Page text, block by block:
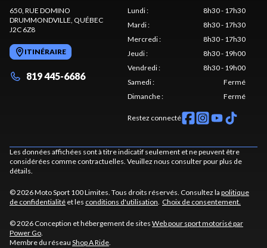
650, RUE DOMINO
DRUMMONDVILLE , QUÉBEC
J2C 6Z8
ITINÉRAIRE
819 445-6686
Lundi:
8h30 - 17h30
Mardi:
8h30 - 17h30
Mercredi:
8h30 - 17h30
Jeudi:
8h30 - 19h00
Vendredi:
8h30 - 19h00
Samedi:
Fermé
Dimanche: Fermé
Restez connecté
Les données affichées sont à titre indicatif seulement et ne peuvent être
considérées comme contractuelles. Veuillez nous consulter pour plus de
détails.
© 2026 Moto Sport 100 Limites. Tous droits réservés. Consultez la politique
de confidentialité et les conditions d'utilisation Choix de consentement.
© 2026 Conception et hébergement de sites Web pour sport motorisé par
Power Go
Membre du réseau Shop A Ride